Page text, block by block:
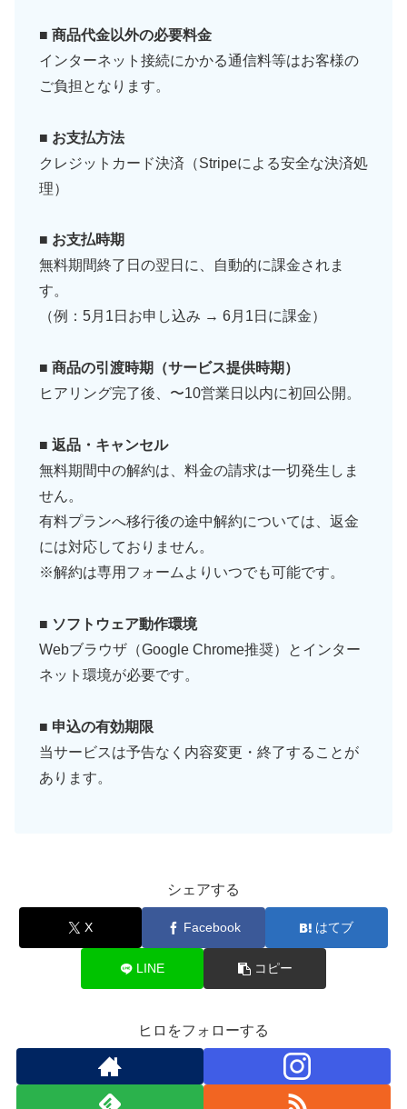
■ 商品代金以外の必要料金
インターネット接続にかかる通信料等はお客様の
ご負担となります。
■ お支払方法
クレジットカード決済（Stripeによる安全な決済処
理）
■ お支払時期
無料期間終了日の翌日に、自動的に課金されま
す。
（例：5月1日お申し込み → 6月1日に課金）
■ 商品の引渡時期（サービス提供時期）
ヒアリング完了後、〜10営業日以内に初回公開。
■ 返品・キャンセル
無料期間中の解約は、料金の請求は一切発生しま
せん。
有料プランへ移行後の途中解約については、返金
には対応しておりません。
※解約は専用フォームよりいつでも可能です。
■ ソフトウェア動作環境
Webブラウザ（Google Chrome推奨）とインター
ネット環境が必要です。
■ 申込の有効期限
当サービスは予告なく内容変更・終了することが
あります。
シェアする
X Facebook はてブ
LINE コピー
ヒロをフォローする